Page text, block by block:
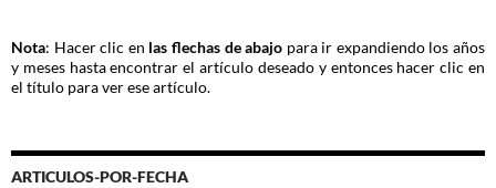
Nota: Hacer clic en las flechas de abajo para ir expandiendo los años
y meses hasta encontrar el artículo deseado y entonces hacer clic en
el título para ver ese artículo.
ARTICULOS-POR-FECHA